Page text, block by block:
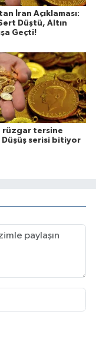
İran Açıklaması:
Düştü, Altın
Geçti!
rüzgar tersine
serisi bitiyor